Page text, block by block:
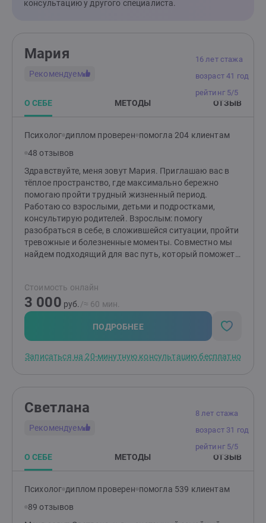
консультацию у другого специалиста.
16 лет стажа
возраст 41 год
рейтинг 5/5
Мария
Рекомендуем
О СЕБЕ МЕТОДЫ ОТЗЫВ
Психолог диплом проверен помогла 204 клиентам
48 отзывов
Здравствуйте, меня зовут Мария. Приглашаю вас в
тёплое пространство, где максимально бережно
помогаю пройти трудный жизненный период.
Работаю со взрослыми, детьми и подростками,
консультирую родителей. Взрослым: помогу
разобраться в себе, в сложившейся ситуации, пройти
тревожные и болезненные моменты. Совместно мы
найдем подходящий для вас путь, который поможет
страхами, вспышками гнева, эмоциональной
чувствительностью и ранимостью, обрести
уверенность, улучшить отношения с окружающими.
Родителям: помогу разобраться в причинах
возникших трудностей и найти эффективные способы
отношения и понять своего ребенка.
Стоимость онлайн
3 000 руб. /≈ 60 мин.
ПОДРОБНЕЕ
Записаться на 20-минутную консультацию бесплатно
8 лет стажа
возраст 31 год
рейтинг 5/5
Светлана
Рекомендуем
О СЕБЕ МЕТОДЫ ОТЗЫВ
Психолог диплом проверен помогла 539 клиентам
89 отзывов